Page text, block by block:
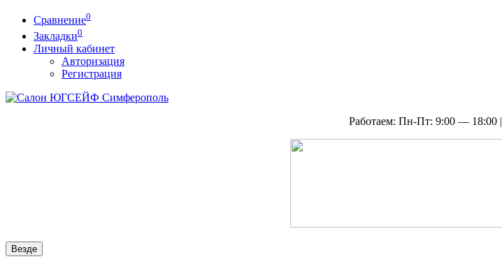
Сравнение0
Закладки0
Личный кабинет
Авторизация
Регистрация
Работаем: Пн-Пт: 9:00 — 18:00 |
Везде